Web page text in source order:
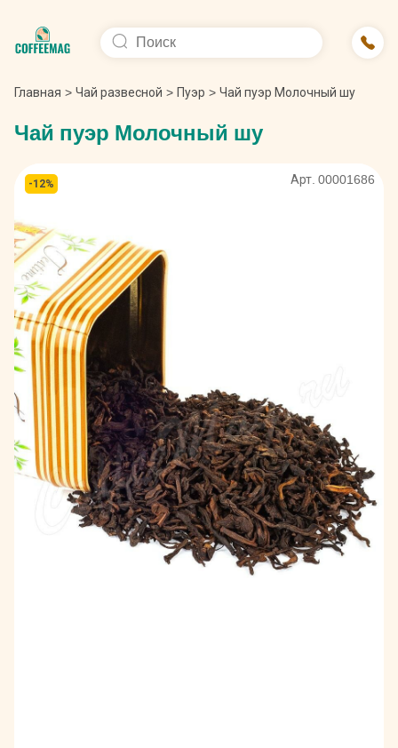
Главная > Чай развесной > Пуэр > Чай пуэр Молочный шу
Чай пуэр Молочный шу
Арт. 00001686
-12%